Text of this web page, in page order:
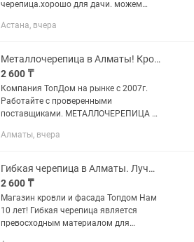
черепица.хорошо для дачи. можем
дизайну.
Астана, вчера
Металлочерепица в Алматы! Крона! Андалузия! Монтеррей! Адамант! Каскад!
2 600 ₸
Компания ТопДом на рынке с 2007г.
Работайте с проверенными
поставщиками. МЕТАЛЛОЧЕРЕПИЦА —
представляющий собои листы,
стали, покрытые полимерным...
Алматы, вчера
Гибкая черепица в Алматы. Лучшие бренды:Shinglas, Ruflex, Döcke и др.
2 600 ₸
Магазин кровли и фасада Топдом Нам
10 лет! Гибкая черепица является
превосходным материалом для